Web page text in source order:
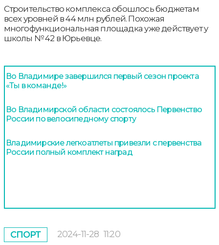
Строительство комплекса обошлось бюджетам
всех уровней в 44 млн рублей. Похожая
многофункциональная площадка уже действует у
школы № 42 в Юрьевце.
Во Владимире завершился первый сезон проекта
«Ты в команде!»
Во Владимирской области состоялось Первенство
России по велосипедному спорту
Владимирские легкоатлеты привезли с первенства
России полный комплект наград
СПОРТ 2024-11-28 11:20